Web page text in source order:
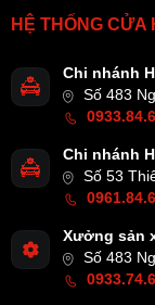
HỆ THỐNG CỬA
Chi nhánh
Số 483
Chi nhánh
Số 53
Xưởng sản
Số 483